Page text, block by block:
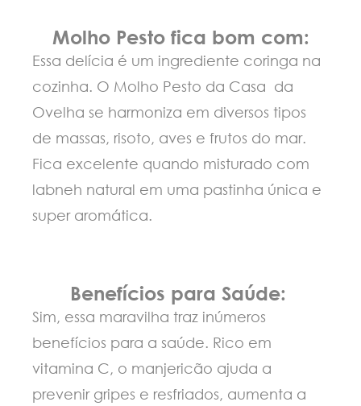
Molho Pesto fica bom com:
Essa delícia é um ingrediente coringa na
cozinha. O Molho Pesto da Casa da
Ovelha se harmoniza em diversos tipos
de massas, risoto, aves e frutos do mar.
Fica excelente quando misturado com
labneh natural em uma pastinha única e
super aromática.
Benefícios para Saúde:
Sim, essa maravilha traz inúmeros
benefícios para a saúde. Rico em
vitamina C, o manjericão ajuda a
prevenir gripes e resfriados, aumenta a